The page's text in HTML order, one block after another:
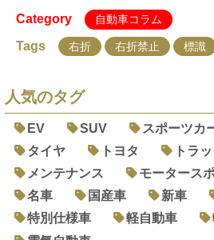
Category 自動車コラム
Tags 右折 右折禁止 標識
人気のタグ
EV SUV スポーツカ
タイヤ
トヨタ トラ
メンテナンス
モータース
名車
国産車 新車
特別仕様車
軽自動車